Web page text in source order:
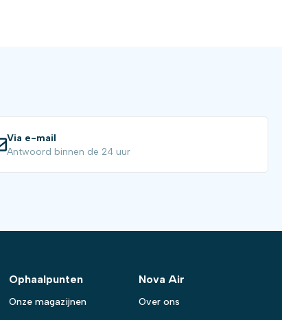
Via e-mail
Antwoord binnen de 24 uur
Ophaalpunten
Onze magazijnen
Nova Air
Over ons